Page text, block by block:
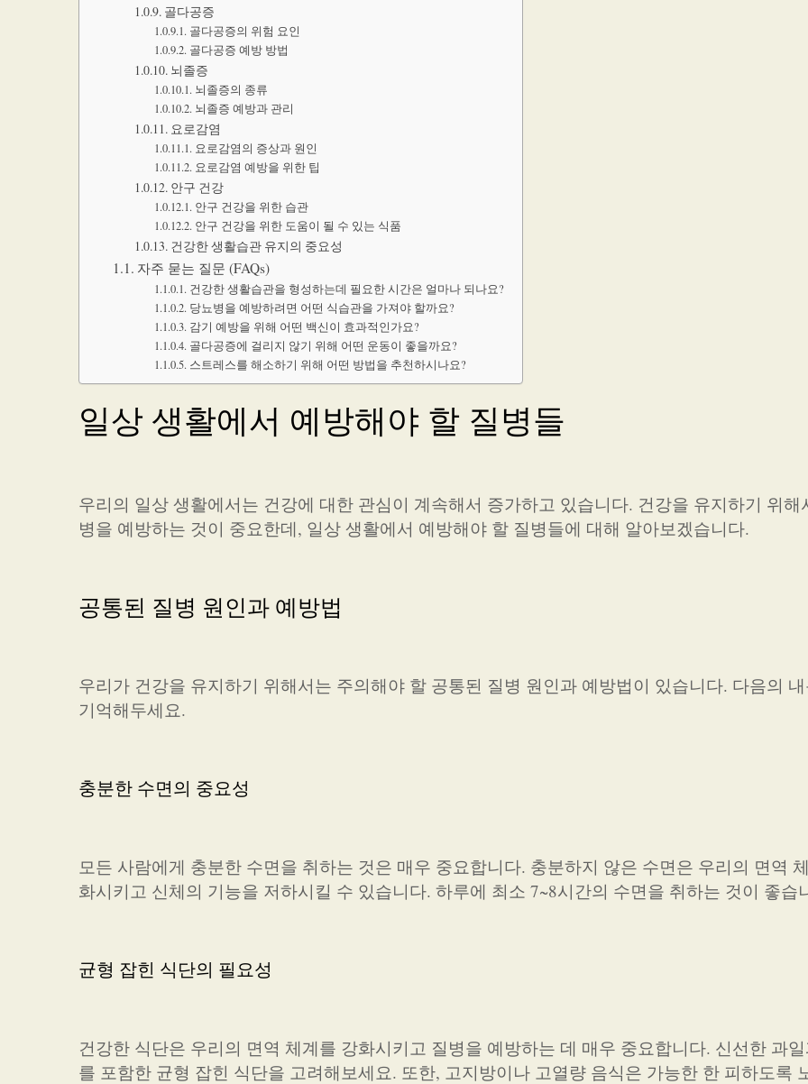
골다공증
골다공증의 위험 요인
골다공증 예방 방법
뇌졸증
뇌졸증의 종류
뇌졸증 예방과 관리
요로감염
요로감염의 증상과 원인
요로감염 예방을 위한 팁
안구 건강
안구 건강을 위한 습관
안구 건강을 위한 도움이 될 수 있는 식품
건강한 생활습관 유지의 중요성
자주 묻는 질문 (FAQs)
건강한 생활습관을 형성하는데 필요한 시간은 얼마나 되나요?
당뇨병을 예방하려면 어떤 식습관을 가져야 할까요?
감기 예방을 위해 어떤 백신이 효과적인가요?
골다공증에 걸리지 않기 위해 어떤 운동이 좋을까요?
스트레스를 해소하기 위해 어떤 방법을 추천하시나요?
일상 생활에서 예방해야 할 질병들
우리의 일상 생활에서는 건강에 대한 관심이 계속해서 증가하고 있습니다. 건강을 유지하기 위해
병을 예방하는 것이 중요한데, 일상 생활에서 예방해야 할 질병들에 대해 알아보겠습니다.
공통된 질병 원인과 예방법
우리가 건강을 유지하기 위해서는 주의해야 할 공통된 질병 원인과 예방법이 있습니다. 다음의
기억해두세요.
충분한 수면의 중요성
모든 사람에게 충분한 수면을 취하는 것은 매우 중요합니다. 충분하지 않은 수면은 우리의 면역
화시키고 신체의 기능을 저하시킬 수 있습니다. 하루에 최소 7~8시간의 수면을 취하는 것이 좋습
균형 잡힌 식단의 필요성
건강한 식단은 우리의 면역 체계를 강화시키고 질병을 예방하는 데 매우 중요합니다. 신선한 과
를 포함한 균형 잡힌 식단을 고려해보세요. 또한, 고지방이나 고열량 음식은 가능한 한 피하도록